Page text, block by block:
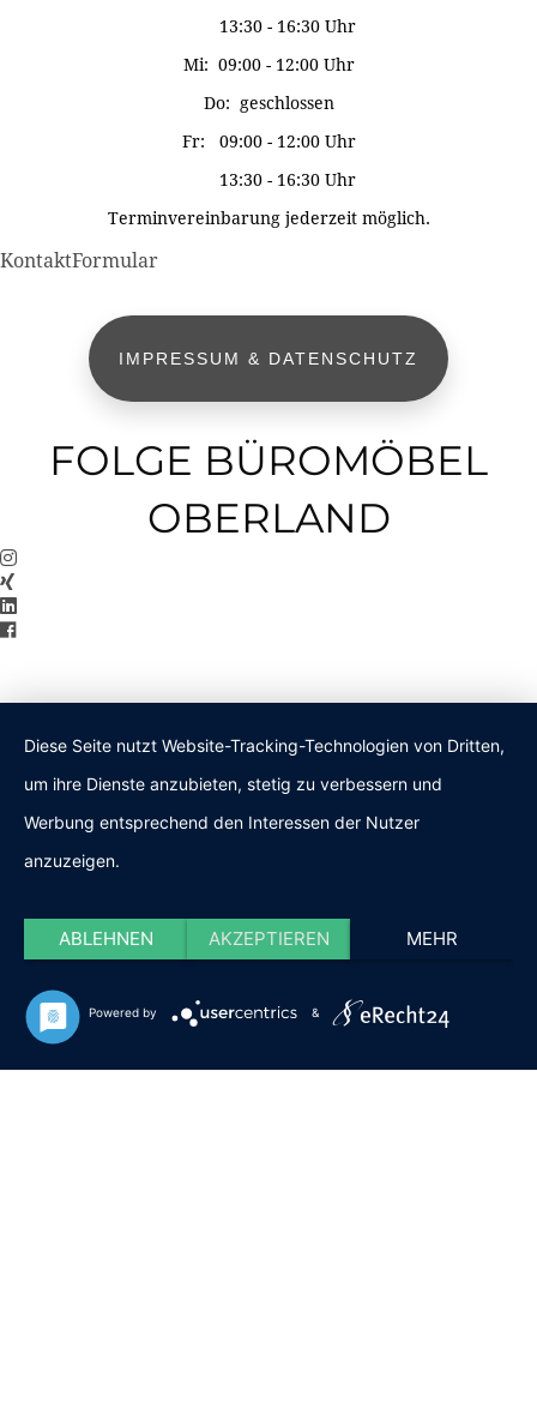
13:30 - 16:30 Uhr
Mi: 09:00 - 12:00 Uhr
Do: geschlossen
Fr: 09:00 - 12:00 Uhr
13:30 - 16:30 Uhr
Terminvereinbarung jederzeit möglich.
KontaktFormular
IMPRESSUM & DATENSCHUTZ
FOLGE BÜROMÖBEL
OBERLAND
Diese Seite nutzt Website-Tracking-Technologien von Dritten,
um ihre Dienste anzubieten, stetig zu verbessern und
Werbung entsprechend den Interessen der Nutzer
anzuzeigen.
ABLEHNEN AKZEPTIEREN MEHR
Powered by &